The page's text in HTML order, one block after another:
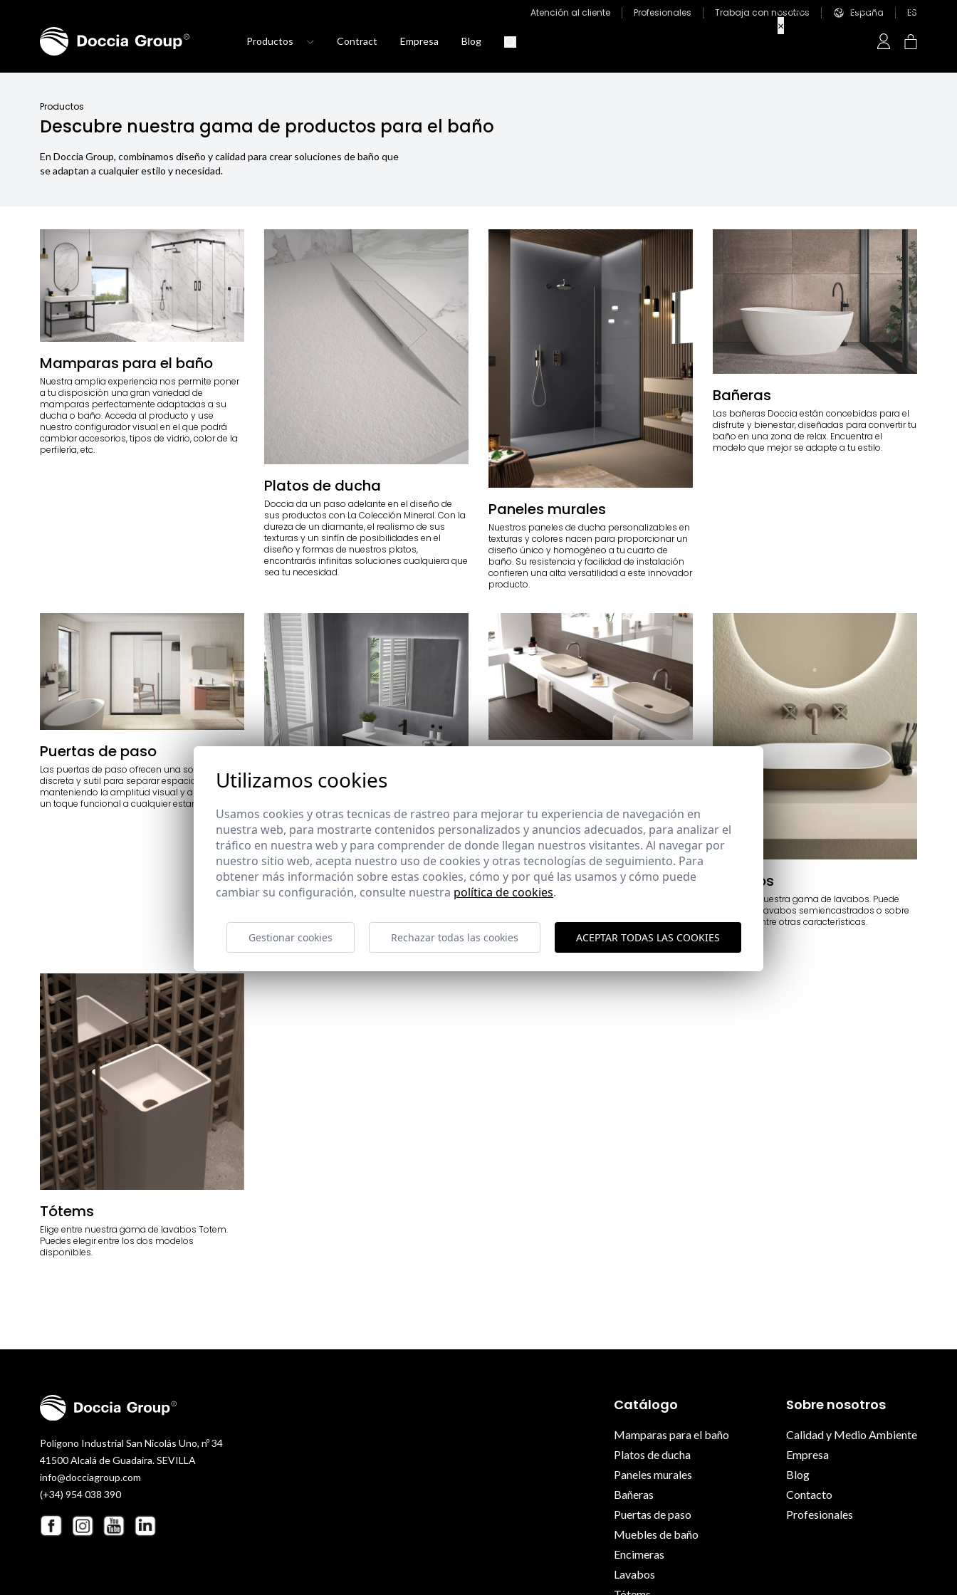
Atención al cliente Profesionales Trabaja con nosotros España ES
Productos Contract Empresa Blog
Productos
Descubre nuestra gama de productos para el baño
En Doccia Group, combinamos diseño y calidad para crear soluciones de baño que
se adaptan a cualquier estilo y necesidad.
Mamparas para el baño
Nuestra amplia experiencia nos permite poner
a tu disposición una gran variedad de
mamparas perfectamente adaptadas a su
ducha o baño. Acceda al producto y use
nuestro configurador visual en el que podrá
cambiar accesorios, tipos de vidrio, color de la
perfilería, etc.
Platos de ducha
Doccia da un paso adelante en el diseño de
sus productos con La Colección Mineral. Con la
dureza de un diamante, el realismo de sus
texturas y un sinfín de posibilidades en el
diseño y formas de nuestros platos,
encontrarás infinitas soluciones cualquiera que
sea tu necesidad.
Paneles murales
Nuestros paneles de ducha personalizables en
texturas y colores nacen para proporcionar un
diseño único y homogéneo a tu cuarto de
baño. Su resistencia y facilidad de instalación
confieren una alta versatilidad a este innovador
producto.
Bañeras
Las bañeras Doccia están concebidas para el
disfrute y bienestar, diseñadas para convertir tu
baño en una zona de relax. Encuentra el
modelo que mejor se adapte a tu estilo.
Puertas de paso
Las puertas de paso ofrecen una solución
discreta y sutil para separar espacios,
manteniendo la amplitud visual y aportando
un toque funcional a cualquier estancia.
Muebles de baño
muebles Doccia, disponibles en diferentes
acabados y opciones. Acompaña tu mueble
de baño con una de nuestras encimeras
Lavabos
Elige entre nuestra gama de lavabos. Puede
elegir entre lavabos semiencastrados o sobre
encimera entre otras características.
Tótems
Elige entre nuestra gama de lavabos Totem.
Puedes elegir entre los dos modelos
disponibles.
Polígono Industrial San Nicolás Uno, nº 34
41500 Alcalá de Guadaira. SEVILLA
info@docciagroup.com
(+34) 954 038 390
Catálogo
Mamparas para el baño
Platos de ducha
Paneles murales
Bañeras
Puertas de paso
Muebles de baño
Encimeras
Lavabos
Sobre nosotros
Calidad y Medio Ambiente
Empresa
Blog
Contacto
Profesionales
Utilizamos cookies
Usamos cookies y otras tecnicas de rastreo para mejorar tu experiencia de navegación en
nuestra web, para mostrarte contenidos personalizados y anuncios adecuados, para analizar el
tráfico en nuestra web y para comprender de donde llegan nuestros visitantes. Al navegar por
nuestro sitio web, acepta nuestro uso de cookies y otras tecnologías de seguimiento. Para
obtener más información sobre estas cookies, cómo y por qué las usamos y cómo puede
cambiar su configuración, consulte nuestra política de cookies.
Gestionar cookies Rechazar todas las cookies ACEPTAR TODAS LAS COOKIES